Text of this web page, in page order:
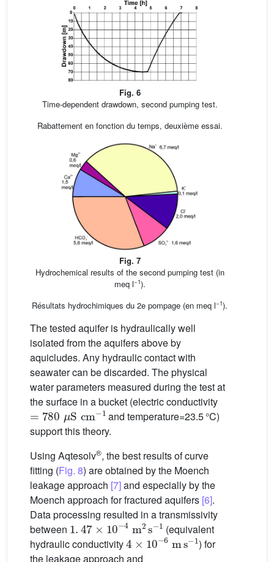
Fig. 6
Time-dependent drawdown, second pumping test.
Rabattement en fonction du temps, deuxième essai.
Fig. 7
Hydrochemical results of the second pumping test (in
meq l−1).
Résultats hydrochimiques du 2e pompage (en meq l−1).
The tested aquifer is hydraulically well
isolated from the aquifers above by
aquicludes. Any hydraulic contact with
seawater can be discarded. The physical
water parameters measured during the test at
the surface in a bucket (electric conductivity
=780μScm-1
and temperature=23.5 °C)
support this theory.
Using Aqtesolv®, the best results of curve
fitting (Fig. 8) are obtained by the Moench
leakage approach [7]and especially by the
Moench approach for fractured aquifers [6].
Data processing resulted in a transmissivity
between
1.47×10-4m2 s-1
(equivalent
hydraulic conductivity
4×10 6ms-1
) for
the leakage approach and